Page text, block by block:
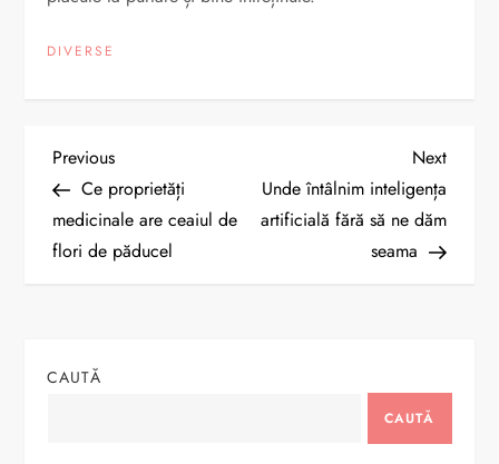
DIVERSE
N
a
v
g
Previous
Post
Previous
Ce proprietăți
medicinale are ceaiul de
flori de păducel
Next
Post
Next
Unde întâlnim inteligența
artificială fără să ne dăm
seama
CAUTĂ
CAUTĂ